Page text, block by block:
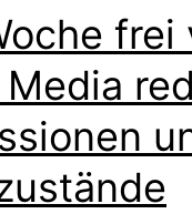
frei
Media